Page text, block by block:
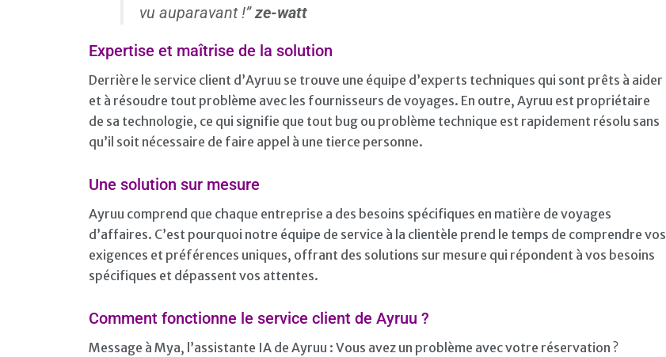
vu auparavant !”ze-watt
Expertise et maîtrise de la solution
Derrière le service client d’Ayruu se trouve une équipe d’experts techniques qui sont prêts à aider
et à résoudre tout problème avec les fournisseurs de voyages. En outre, Ayruu est propriétaire
de sa technologie, ce qui signifie que tout bug ou problème technique est rapidement résolu sans
qu’il soit nécessaire de faire appel à une tierce personne.
Une solution sur mesure
Ayruu comprend que chaque entreprise a des besoins spécifiques en matière de voyages
d’affaires. C’est pourquoi notre équipe de service à la clientèle prend le temps de comprendre vos
exigences et préférences uniques, offrant des solutions sur mesure qui répondent à vos besoins
spécifiques et dépassent vos attentes.
Comment fonctionne le service client de Ayruu ?
Message à Mya, l’assistante IA de Ayruu : Vous avez un problème avec votre réservation ?